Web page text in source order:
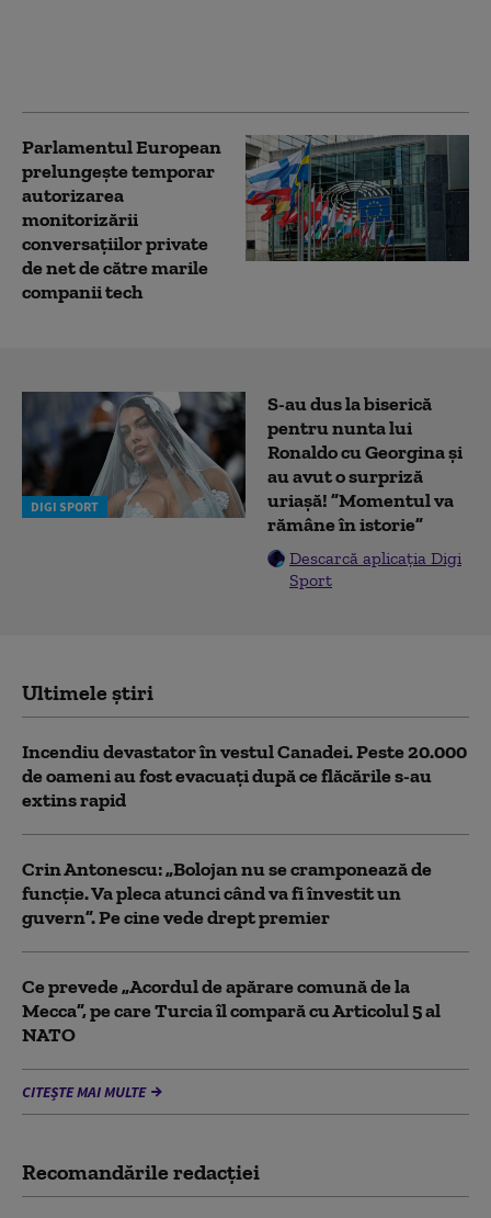
Parlamentul European
prelungește temporar
autorizarea
monitorizării
conversațiilor private
de net de către marile
companii tech
DIGI SPORT
S-au dus la biserică
pentru nunta lui
Ronaldo cu Georgina și
au avut o surpriză
uriașă! ”Momentul va
rămâne în istorie”
Descarcă aplicația Digi
Sport
Ultimele știri
Incendiu devastator în vestul Canadei. Peste 20.000
de oameni au fost evacuați după ce flăcările s-au
extins rapid
Crin Antonescu: „Bolojan nu se cramponează de
funcție. Va pleca atunci când va fi învestit un
guvern”. Pe cine vede drept premier
Ce prevede „Acordul de apărare comună de la
Mecca”, pe care Turcia îl compară cu Articolul 5 al
NATO
CITEȘTE MAI MULTE
Recomandările redacţiei